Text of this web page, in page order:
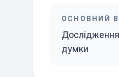
ОСНОВНИЙ
думки